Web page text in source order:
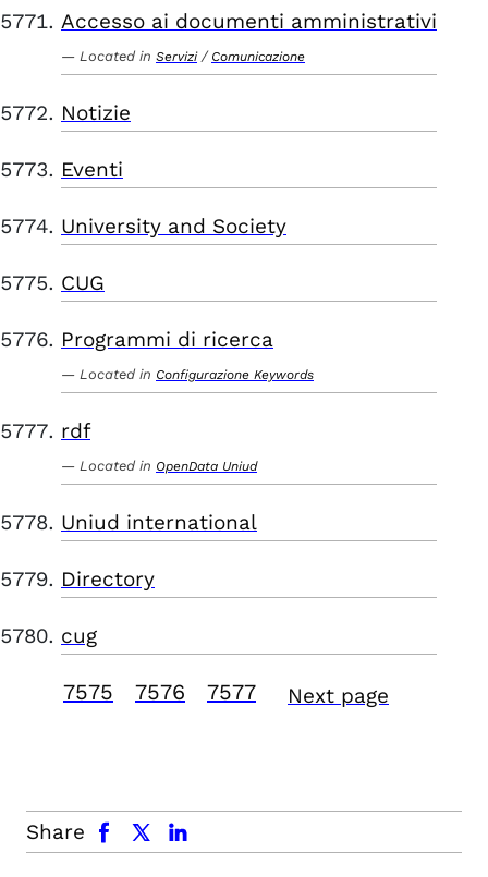
Accesso ai documenti amministrativi
Located in Servizi / Comunicazione
Notizie
Eventi
University and Society
CUG
Programmi di ricerca
Located in Configurazione Keywords
rdf
Located in OpenData Uniud
Uniud international
Directory
cug
7575 7576 7577 Next page
Share
facebook x.com linkedin